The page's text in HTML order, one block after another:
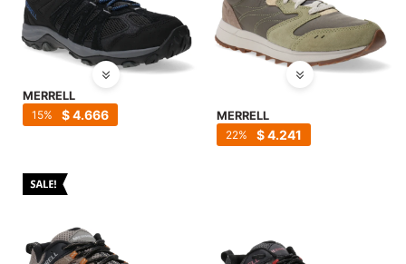
MERRELL
$4.666
15 MERRELL
$4.241
22